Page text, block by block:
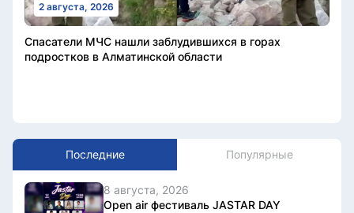
2 августа, 2026
Спасатели МЧС нашли заблудившихся в горах
подростков в Алматинской области
Последние Популярные
8 августа, 2026
Open air фестиваль JASTAR DAY